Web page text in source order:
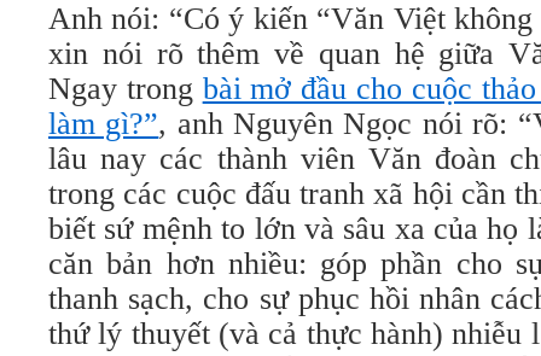
Anh nói: “Có ý kiến “Văn Việt
xin nói rõ thêm về quan hệ giữa
Ngay trong bài mở đầu cho cuộc
làm gì?”, anh Nguyên Ngọc nói rõ:
lâu nay các thành viên Văn đoàn
trong các cuộc đấu tranh xã hội cần
biết sứ mệnh to lớn và sâu xa của họ
căn bản hơn nhiều: góp phần cho
thanh sạch, cho sự phục hồi nhân
thứ lý thuyết (và cả thực hành) nhiễu